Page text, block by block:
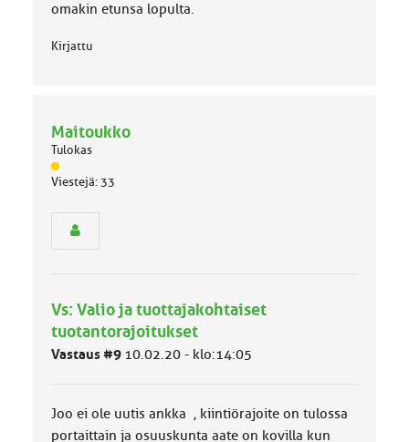
omakin etunsa lopulta.
Kirjattu
Maitoukko
Tulokas
J
ä
m
ä
u
k
a
Viestejä: 33
Vs: Valio ja tuottajakohtaiset
tuotantorajoitukset
Vastaus #9 10.02.20 - klo:14:05
Joo ei ole uutis ankka , kiintiörajoite on tulossa
portaittain ja osuuskunta aate on kovilla kun